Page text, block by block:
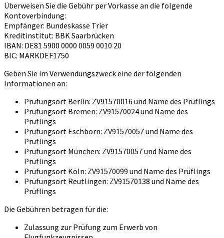
Überweisen Sie die Gebühr per Vorkasse an die folgende
Kontoverbindung:
Empfänger: Bundeskasse Trier
Kreditinstitut: BBK Saarbrücken
IBAN: DE81 5900 0000 0059 0010 20
BIC: MARKDEF1750
Geben Sie im Verwendungszweck eine der folgenden
Informationen an:
Prüfungsort Berlin: ZV91570016 und Name des Prüflings
Prüfungsort Bremen: ZV91570024 und Name des
Prüflings
Prüfungsort Eschborn: ZV91570057 und Name des
Prüflings
Prüfungsort München: ZV91570057 und Name des
Prüflings
Prüfungsort Köln: ZV91570099 und Name des Prüflings
Prüfungsort Reutlingen: ZV91570138 und Name des
Prüflings
Die Gebühren betragen für die:
Zulassung zur Prüfung zum Erwerb von